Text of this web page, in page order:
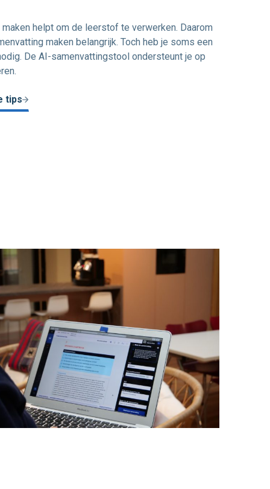
helpt om de leerstof te verwerken. Daarom
maken belangrijk. Toch heb je soms een
De AI-samenvattingstool ondersteunt je op
tips